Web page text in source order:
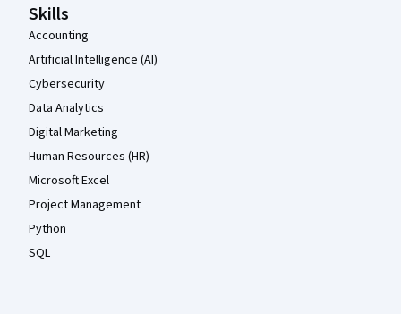
Skills
Accounting
Artificial Intelligence (AI)
Cybersecurity
Data Analytics
Digital Marketing
Human Resources (HR)
Microsoft Excel
Project Management
Python
SQL